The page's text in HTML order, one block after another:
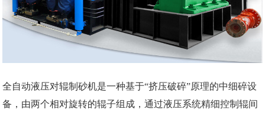
全自动液压对辊制砂机是一种基于“挤压破碎”原理的中细碎设
备，由两个相对旋转的辊子组成，通过液压系统精细控制辊间